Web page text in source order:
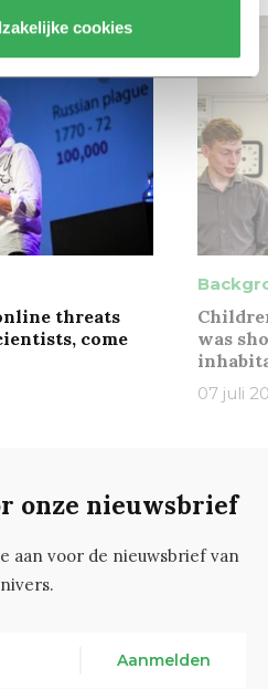
cookies
threats
come
was
07 juli
onze nieuwsbrief
aan voor de nieuwsbrief van
Aanmelden